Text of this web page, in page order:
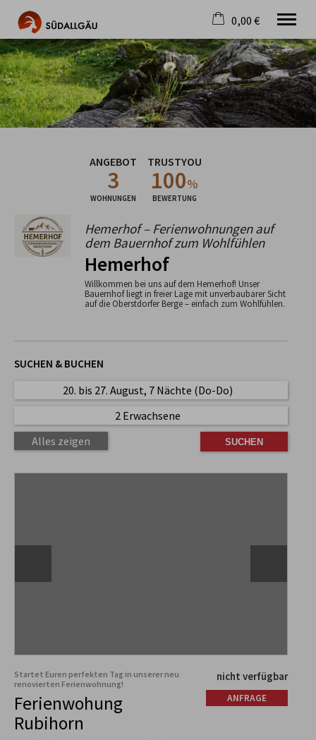
Die schönste Seite im Allgäu
Aktuell
Destination
Gastgeber
0,00 €
×
Warenkorb ist leer
Hemerhof – Ferienwohnungen auf
dem Bauernhof zum Wohlfühlen
Hemerhof
Willkommen bei uns auf dem Hemerhof! Unser
Bauernhof liegt in freier Lage mit unverbaubarer Sicht
auf die Oberstdorfer Berge – einfach zum Wohlfühlen.
ANGEBOT
3
WOHNUNGEN
TRUSTYOU
100%
BEWERTUNG
SUCHEN & BUCHEN
20. bis 27. August, 7 Nächte (Do-Do)
2 Erwachsene
Alles zeigen
Startet Euren perfekten Tag in unserer neu
renovierten Ferienwohnung!
Ferienwohung
Rubihorn
nicht verfügbar
ANFRAGE